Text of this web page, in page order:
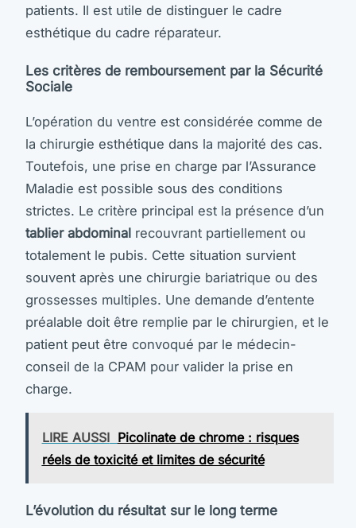
patients. Il est utile de distinguer le cadre
esthétique du cadre réparateur.
Les critères de remboursement par la Sécurité
Sociale
L’opération du ventre est considérée comme de
la chirurgie esthétique dans la majorité des cas.
Toutefois, une prise en charge par l’Assurance
Maladie est possible sous des conditions
strictes. Le critère principal est la présence d’un
tablier abdominal recouvrant partiellement ou
totalement le pubis. Cette situation survient
souvent après une chirurgie bariatrique ou des
grossesses multiples. Une demande d’entente
préalable doit être remplie par le chirurgien, et le
patient peut être convoqué par le médecin-
conseil de la CPAM pour valider la prise en
charge.
LIRE AUSSI Picolinate de chrome : risques
réels de toxicité et limites de sécurité
L’évolution du résultat sur le long terme